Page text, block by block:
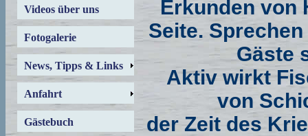
Videos über uns
Fotogalerie
News, Tipps & Links
Anfahrt
Gästebuch
Erkunden von
Seite.
Gäste
Aktiv wirkt
von
der Zeit des